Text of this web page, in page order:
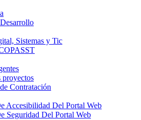
Sistemas y Tic
proyectos
Contratación
Accesibilidad Del Portal Web
Seguridad Del Portal Web